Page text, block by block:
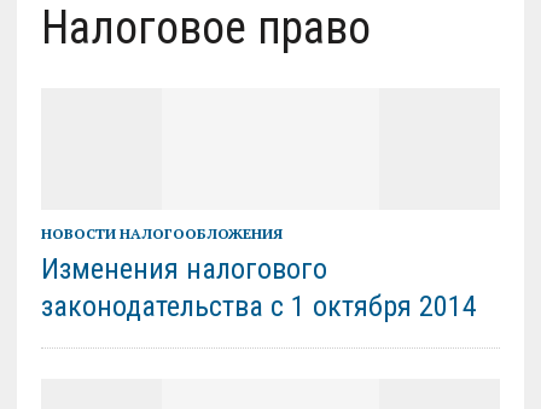
Налоговое право
НОВОСТИ НАЛОГООБЛОЖЕНИЯ
Изменения налогового
законодательства с 1 октября 2014